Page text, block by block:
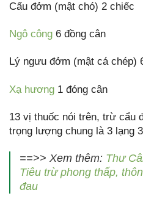
Cẩu đởm (mật chó) 2 chiếc
Ngô công 6 đồng cân
Lý ngưu đởm (mật cá chép)
Xạ hương 1 đóng cân
13 vị thuốc nói trên, trừ cẩu
trọng lượng chung là 3 lạng
==>> Xem thêm: Thư
Tiêu trừ phong thấp,
đau